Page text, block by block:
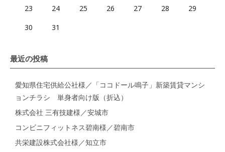
23
24 25 26 27 28
29
30
31
最近の投稿
愛知県住宅供給公社様／「ココドール鳴子」新築賃貸マンシ
ョンチラシ 単身者向け版（折込）
株式会社 三有技建様／安城市
コンビニフィットネス碧南様／碧南市
共栄建設株式会社様／知立市